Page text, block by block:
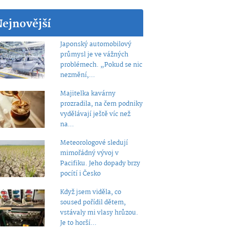
Japonský automobilový
průmysl je ve vážných
problémech. „Pokud se nic
nezmění,...
Majitelka kavárny
prozradila, na čem podniky
vydělávají ještě víc než
na...
Meteorologové sledují
mimořádný vývoj v
Pacifiku. Jeho dopady brzy
pocítí i Česko
Když jsem viděla, co
soused pořídil dětem,
vstávaly mi vlasy hrůzou.
Je to horší...